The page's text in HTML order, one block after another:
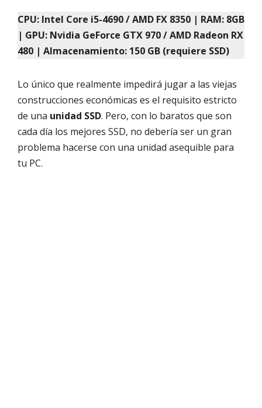
CPU: Intel Core i5-4690 / AMD FX 8350 | RAM: 8GB
| GPU: Nvidia GeForce GTX 970 / AMD Radeon RX
480 | Almacenamiento: 150 GB (requiere SSD)
Lo único que realmente impedirá jugar a las viejas
construcciones económicas es el requisito estricto
de una unidad SSD. Pero, con lo baratos que son
cada día los mejores SSD, no debería ser un gran
problema hacerse con una unidad asequible para
tu PC.